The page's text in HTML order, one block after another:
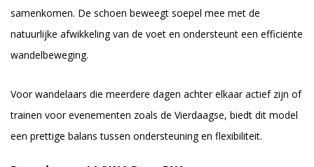
samenkomen. De schoen beweegt soepel mee met de
natuurlijke afwikkeling van de voet en ondersteunt een efficiënte
wandelbeweging.
Voor wandelaars die meerdere dagen achter elkaar actief zijn of
trainen voor evenementen zoals de Vierdaagse, biedt dit model
een prettige balans tussen ondersteuning en flexibiliteit.